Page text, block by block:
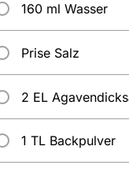
160 ml Wasser
Prise Salz
2 EL
1 TL Backpulver